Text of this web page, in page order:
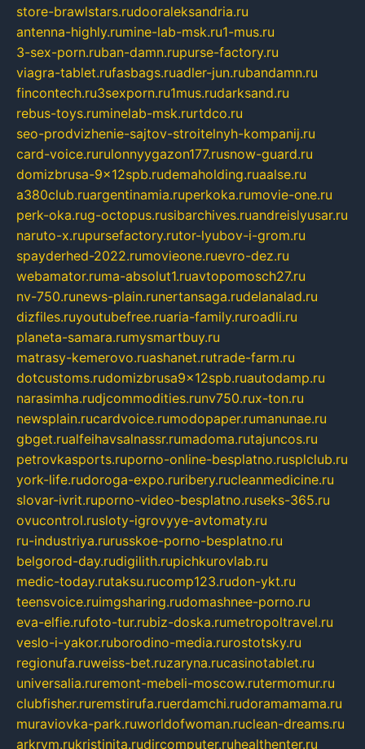
store-brawlstars.rudooraleksandria.ru
antenna-highly.rumine-lab-msk.ru1-mus.ru
3-sex-porn.ruban-damn.rupurse-factory.ru
viagra-tablet.rufasbags.ruadler-jun.rubandamn.ru
fincontech.ru3sexporn.ru1mus.rudarksand.ru
rebus-toys.ruminelab-msk.rurtdco.ru
seo-prodvizhenie-sajtov-stroitelnyh-kompanij.ru
card-voice.rurulonnyygazon177.rusnow-guard.ru
domizbrusa-9x12spb.rudemaholding.ruaalse.ru
a380club.ruargentinamia.ruperkoka.rumovie-one.ru
perk-oka.rug-octopus.rusibarchives.ruandreislyusar.ru
naruto-x.rupursefactory.rutor-lyubov-i-grom.ru
spayderhed-2022.rumovieone.ruevro-dez.ru
webamator.ruma-absolut1.ruavtopomosch27.ru
nv-750.runews-plain.runertansaga.rudelanalad.ru
dizfiles.ruyoutubefree.ruaria-family.ruroadli.ru
planeta-samara.rumysmartbuy.ru
matrasy-kemerovo.ruashanet.rutrade-farm.ru
dotcustoms.rudomizbrusa9x12spb.ruautodamp.ru
narasimha.rudjcommodities.runv750.rux-ton.ru
newsplain.rucardvoice.rumodopaper.rumanunae.ru
gbget.rualfeihavsalnassr.rumadoma.rutajuncos.ru
petrovkasports.ruporno-online-besplatno.rusplclub.ru
york-life.rudoroga-expo.ruribery.rucleanmedicine.ru
slovar-ivrit.ruporno-video-besplatno.ruseks-365.ru
ovucontrol.rusloty-igrovyye-avtomaty.ru
ru-industriya.rurusskoe-porno-besplatno.ru
belgorod-day.rudigilith.rupichkurovlab.ru
medic-today.rutaksu.rucomp123.rudon-ykt.ru
teensvoice.ruimgsharing.rudomashnee-porno.ru
eva-elfie.rufoto-tur.rubiz-doska.rumetropoltravel.ru
veslo-i-yakor.ruborodino-media.rurostotsky.ru
regionufa.ruweiss-bet.ruzaryna.rucasinotablet.ru
universalia.ruremont-mebeli-moscow.rutermomur.ru
clubfisher.ruremstirufa.ruerdamchi.rudoramamama.ru
muraviovka-park.ruworldofwoman.ruclean-dreams.ru
arkrym.rukristinita.rudircomputer.ruhealthenter.ru